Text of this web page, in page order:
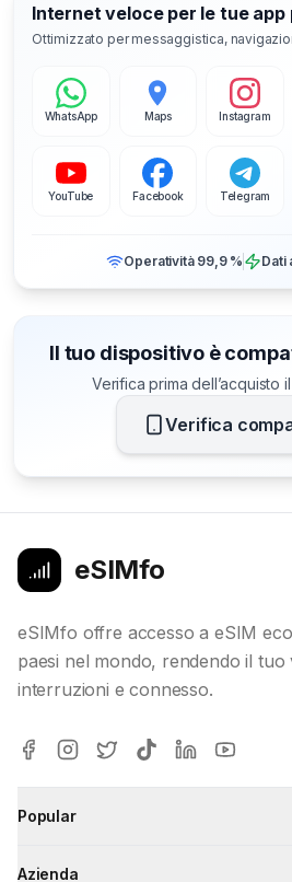
Internet veloce per le tue
Ottimizzato per messaggistica,
WhatsApp Maps Instagram
YouTube Facebook Telegram
Operatività 99,9 % Dati
Il tuo dispositivo è
Verifica prima dell’acquisto
Verifica
eSIMfo
eSIMfo offre accesso a eSIM
paesi nel mondo, rendendo il tuo
interruzioni e connesso.
Popular
Azienda